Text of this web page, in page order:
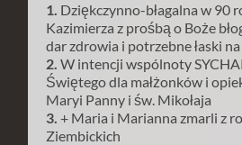
1. Dziękczynno-błagalna w 90
Kazimierza z prośbą o Boże
dar zdrowia i potrzebne łaski
2. W intencji wspólnoty
Świętego dla małżonków i
Maryi Panny i św. Mikołaja
3. + Maria i Marianna zmarli z
Ziembickich